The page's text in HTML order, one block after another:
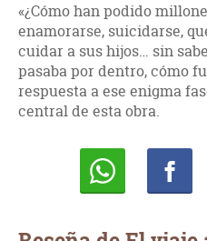
«¿Cómo han podido
enamorarse, suicidarse,
cuidar a sus hijos… sin
pasaba por dentro, cómo
respuesta a ese enigma
central de esta obra.